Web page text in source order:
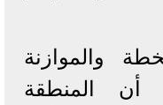
والموازنة
المنطقة